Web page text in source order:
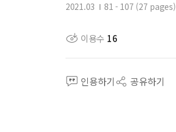
2021.03
81 - 107 (27 pages)
이용수 16
인용하기 공유하기